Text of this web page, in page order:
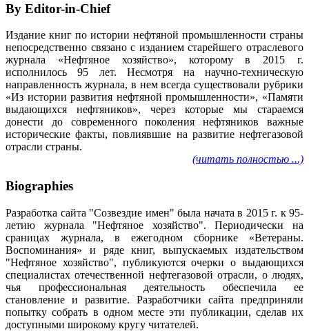
By Editor-in-Chief
Издание книг по истории нефтяной промышленности страны
непосредственно связано с изданием старейшего отраслевого
журнала «Нефтяное хозяйство», которому в 2015 г.
исполнилось 95 лет. Несмотря на научно-техническую
направленность журнала, в нем всегда существовали рубрики
«Из истории развития нефтяной промышленности», «Памяти
выдающихся нефтяников», через которые мы стараемся
донести до современного поколения нефтяников важные
исторические факты, повлиявшие на развитие нефтегазовой
отрасли страны.
(читать полностью ...)
Biographies
Разработка сайта "Созвездие имен" была начата в 2015 г. к 95-
летию журнала "Нефтяное хозяйство". Периодически на
сраницах журнала, в ежегодном сборнике «Ветераны.
Воспоминания» и ряде книг, выпускаемых издательством
"Нефтяное хозяйство", публикуются очерки о выдающихся
специалистах отечественной нефтегазовой отрасли, о людях,
чья профессиональная деятельность обеспечила ее
становление и развитие. Разработчики сайта предприняли
попытку собрать в одном месте эти публикации, сделав их
доступными широкому кругу читателей.